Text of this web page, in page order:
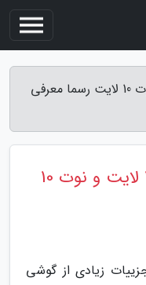
گوشی های گلکسی اس 10 لایت و نوت 10 لایت رسما معرفی
گوشی های گلکسی اس 10 لایت و نوت 10
زیادی از گوشی